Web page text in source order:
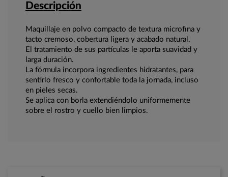
Descripción
Maquillaje en polvo compacto de textura microfina y
tacto cremoso, cobertura ligera y acabado natural.
El tratamiento de sus partículas le aporta suavidad y
larga duración.
La fórmula incorpora ingredientes hidratantes, para
sentirlo fresco y confortable toda la jornada, incluso
en pieles secas.
Se aplica con borla extendiéndolo uniformemente
sobre el rostro y cuello bien limpios.